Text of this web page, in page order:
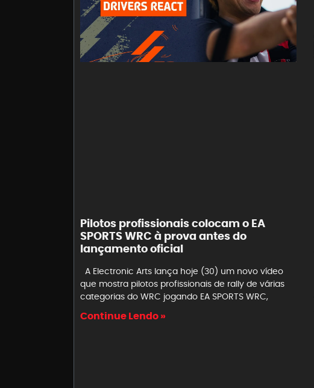
Pilotos profissionais colocam o EA
SPORTS WRC à prova antes do
lançamento oficial
A Electronic Arts lança hoje (30) um novo vídeo
que mostra pilotos profissionais de rally de várias
categorias do WRC jogando EA SPORTS WRC,
Continue Lendo »